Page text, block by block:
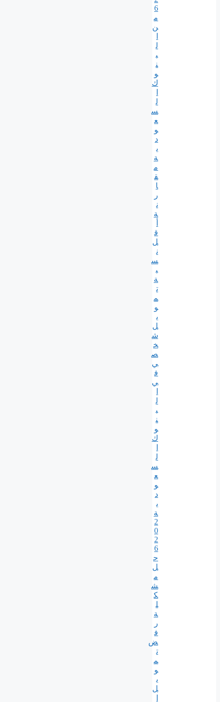
6
م
ن
ل
ب
ن
و
ك
ل
س
ع
و
د
ي
ة
م
ق
ا
ر
ن
ة
ق
ل
ن
س
ب
ة
ت
م
و
ي
ل
ش
خ
ص
ي
ف
ي
ل
ب
ن
و
ك
ل
س
ع
و
د
ي
ة
2
0
2
6
ح
ل
م
ش
ك
ل
ة
ر
ف
ض
ت
م
و
ي
ل